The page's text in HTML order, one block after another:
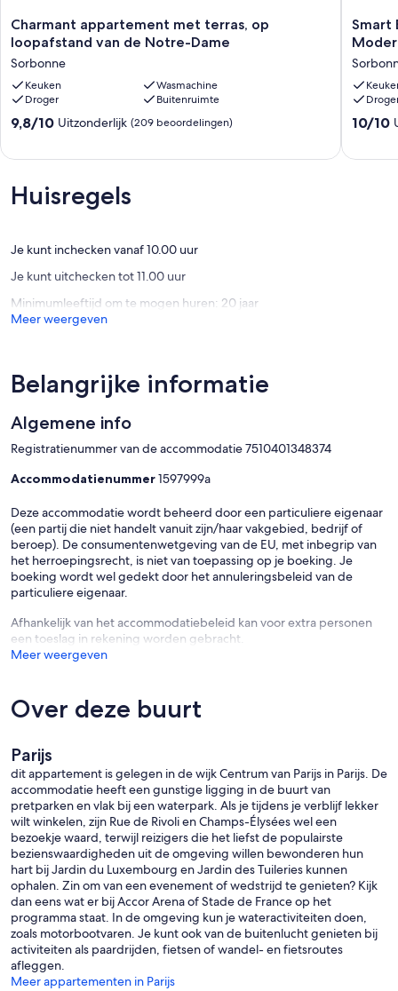
Een minuut van de metro Rambuteau (L 11) en drie minuten van het
stadhuis (L 1).
Veel buslijnen.
Charmant
appartement
terras,
op
loopafstand
van
de
Charmant appartement met terras, op
loopafstand van de Notre-Dame
Sorbonne
Keuken
Wasmachine
Droger
Buitenruimte
9.8
(209
beoordelingen)
9,8/10 Uitzonderlijk (209 beoordelingen)
Smart
En
Studio,
Amazing
Views,
Zonnig,
Smart
10.0
10/10
Huisregels
Je kunt inchecken vanaf 10.00 uur
Je kunt uitchecken tot 11.00 uur
Minimumleeftijd om te mogen huren: 20 jaar
Meer weergeven
Belangrijke informatie
Algemene info
Registratienummer van de accommodatie 7510401348374
Accommodatienummer1597999a
Deze accommodatie wordt beheerd door een particuliere eigenaar
(een partij die niet handelt vanuit zijn/haar vakgebied, bedrijf of
beroep). De consumentenwetgeving van de EU, met inbegrip van
het herroepingsrecht, is niet van toepassing op je boeking. Je
boeking wordt wel gedekt door het annuleringsbeleid van de
particuliere eigenaar.
Afhankelijk van het accommodatiebeleid kan voor extra personen
een toeslag in rekening worden gebracht.
Meer weergeven
Over deze buurt
Parijs
dit appartement is gelegen in de wijk Centrum van Parijs in Parijs. De
accommodatie heeft een gunstige ligging in de buurt van
pretparken en vlak bij een waterpark. Als je tijdens je verblijf lekker
wilt winkelen, zijn Rue de Rivoli en Champs-Élysées wel een
bezoekje waard, terwijl reizigers die het liefst de populairste
bezienswaardigheden uit de omgeving willen bewonderen hun
hart bij Jardin du Luxembourg en Jardin des Tuileries kunnen
ophalen. Zin om van een evenement of wedstrijd te genieten? Kijk
dan eens wat er bij Accor Arena of Stade de France op het
programma staat. In de omgeving kun je wateractiviteiten doen,
zoals motorbootvaren. Je kunt ook van de buitenlucht genieten bij
activiteiten als paardrijden, fietsen of wandel- en fietsroutes
afleggen.
Meer appartementen in Parijs